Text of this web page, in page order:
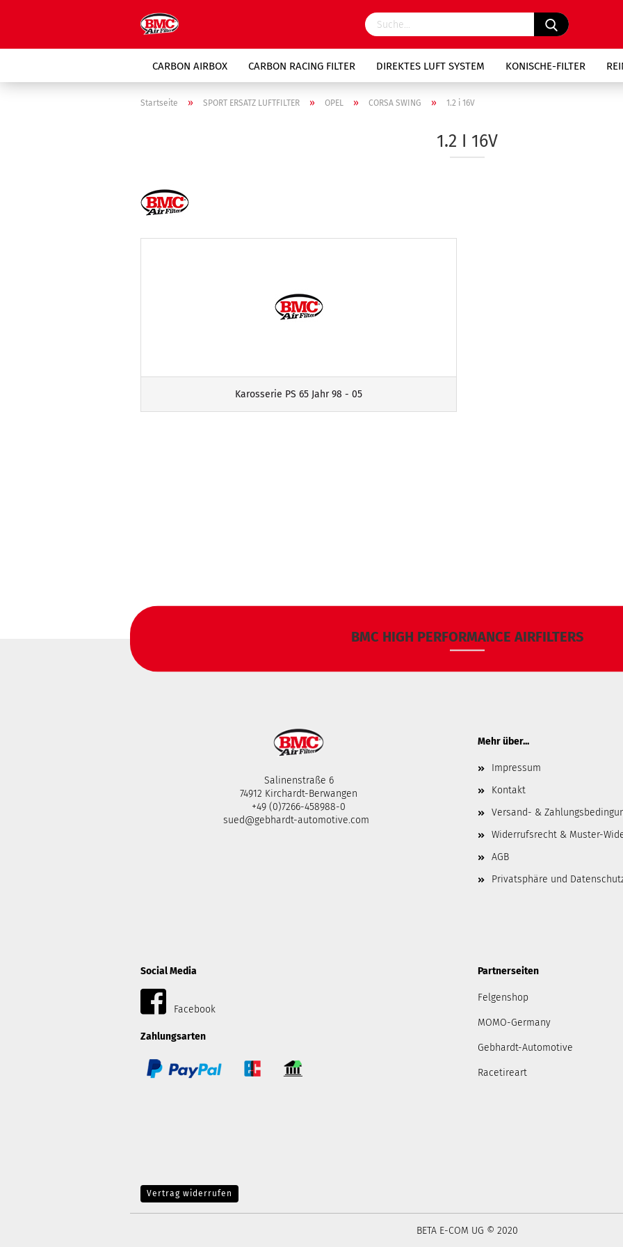
CARBON AIRBOX CARBON RACING FILTER DIREKTES LUFT SYSTEM KONISCHE-FILTER
SPORT ERSATZ LUFTFILTER
Startseite » SPORT ERSATZ LUFTFILTER » OPEL » CORSA SWING » 1.2 i 16V
1.2 I 16V
Karosserie PS 65 Jahr 98 - 05
BMC HIGH PERFORMANCE AIRFILTERS
Salinenstraße 6
74912 Kirchardt-Berwangen
+49 (0)7266-458988-0
sued@gebhardt-automotive.com
Mehr über...
Impressum
Kontakt
Versand- &
Widerrufsrecht & Muster-
AGB
Privatsphäre und
Social Media
Facebook
Zahlungsarten
Partnerseiten
Felgenshop
MOMO-Germany
Gebhardt-Automotive
Racetireart
Vertrag widerrufen
BETA E-COM UG © 2020